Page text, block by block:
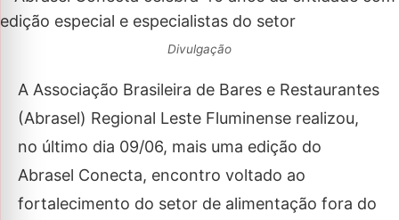
Divulgação
A Associação Brasileira de Bares e Restaurantes
(Abrasel) Regional Leste Fluminense realizou,
no último dia 09/06, mais uma edição do
Abrasel Conecta, encontro voltado ao
fortalecimento do setor de alimentação fora do